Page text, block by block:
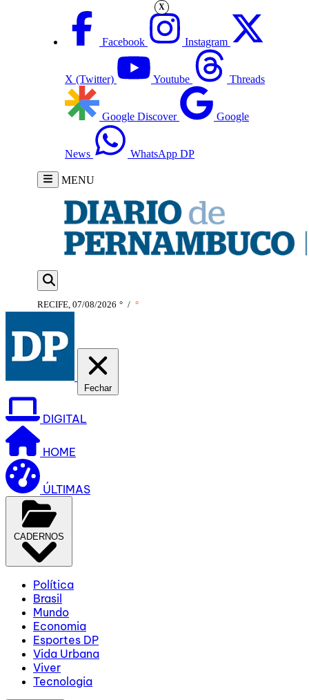
Facebook Instagram
X (Twitter) Youtube Threads
Google Discover Google
News WhatsApp DP
MENU
RECIFE, 07/08/2026 ° / °
Fechar
DIGITAL
HOME
ÚLTIMAS
CADERNOS
Política
Brasil
Mundo
Economia
Esportes DP
Vida Urbana
Viver
Tecnologia
X